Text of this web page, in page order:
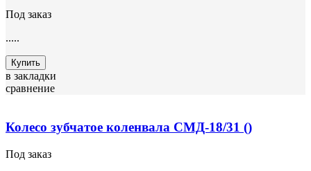
Под заказ
.....
Купить
в закладки
сравнение
Колесо зубчатое коленвала СМД-18/31 ()
Под заказ